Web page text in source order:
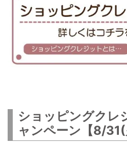
ショッピングクレ
ャンペーン【8/31(